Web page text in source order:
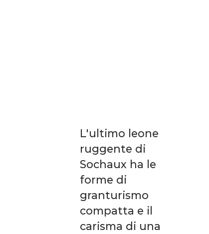
L'ultimo leone
ruggente di
Sochaux ha le
forme di
granturismo
compatta e il
carisma di una